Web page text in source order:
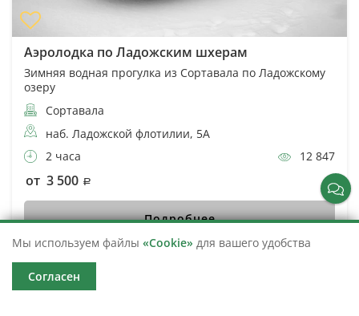
Аэролодка по Ладожским шхерам
Зимняя водная прогулка из Сортавала по Ладожскому
озеру
Сортавала
наб. Ладожской флотилии, 5А
2 часа
12 847
от 3 500
Подробнее
Мы используем файлы «Cookie» для вашего удобства
Согласен